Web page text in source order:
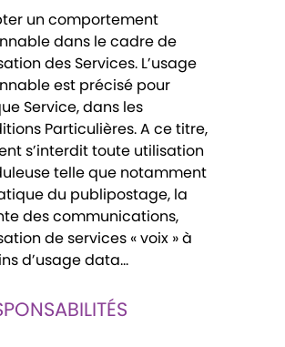
un comportement
dans le cadre de
des Services. L’usage
est précisé pour
Service, dans les
Particulières. A ce titre,
s’interdit toute utilisation
telle que notamment
du publipostage, la
des communications,
de services « voix » à
d’usage data…